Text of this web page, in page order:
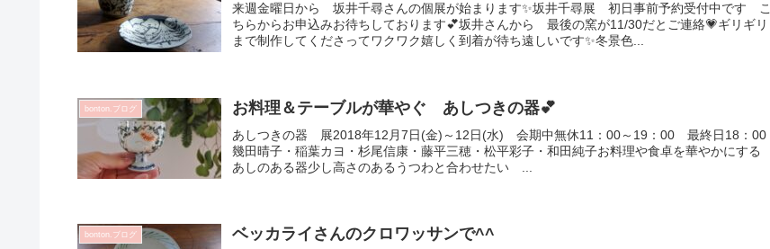
来週金曜日から 坂井千尋さんの個展が始まります✨坂井千尋展 初日事前予約受付中です こ
ちらからお申込みお待ちしております💕坂井さんから 最後の窯が11/30だとご連絡💗ギリギリ
まで制作してくださってワクワク嬉しく到着が待ち遠しいです✨冬景色...
bonton.ブログ お料理＆テーブルが華やぐ あしつきの器💕
あしつきの器 展2018年12月7日(金)～12日(水) 会期中無休11：00～19：00 最終日18：00
幾田晴子・稲葉カヨ・杉尾信康・藤平三穂・松平彩子・和田純子お料理や食卓を華やかにする
あしのある器少し高さのあるうつわと合わせたい ...
bonton.ブログ ベッカライさんのクロワッサンで^^